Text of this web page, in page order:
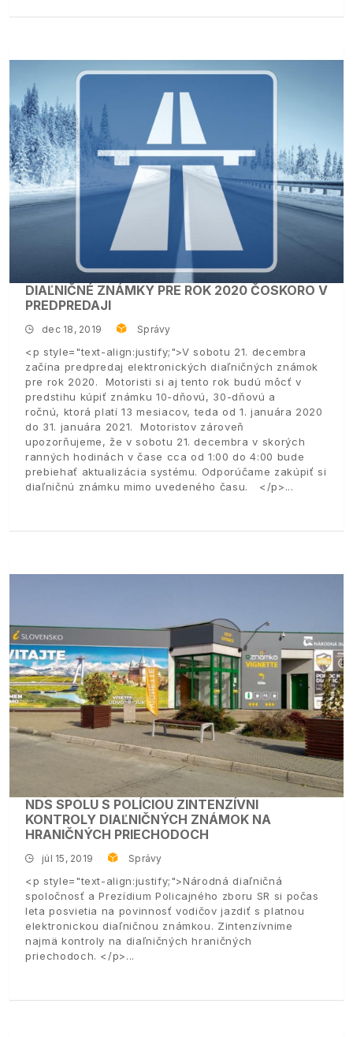
DIAĽNIČNÉ ZNÁMKY PRE ROK 2020 ČOSKORO V
PREDPREDAJI
dec 18, 2019 Správy
<p style="text-align:justify;">V sobotu 21. decembra
začína predpredaj elektronických diaľničných známok
pre rok 2020. Motoristi si aj tento rok budú môcť v
predstihu kúpiť známku 10-dňovú, 30-dňovú a
ročnú, ktorá platí 13 mesiacov, teda od 1. januára 2020
do 31. januára 2021. Motoristov zároveň
upozorňujeme, že v sobotu 21. decembra v skorých
ranných hodinách v čase cca od 1:00 do 4:00 bude
prebiehať aktualizácia systému. Odporúčame zakúpiť si
diaľničnú známku mimo uvedeného času. </p>
NDS SPOLU S POLÍCIOU ZINTENZÍVNI
KONTROLY DIAĽNIČNÝCH ZNÁMOK NA
HRANIČNÝCH PRIECHODOCH
júl 15, 2019 Správy
<p style="text-align:justify;">Národná diaľničná
spoločnosť a Prezídium Policajného zboru SR si počas
leta posvietia na povinnosť vodičov jazdiť s platnou
elektronickou diaľničnou známkou. Zintenzívnime
najmä kontroly na diaľničných hraničných
priechodoch. </p>